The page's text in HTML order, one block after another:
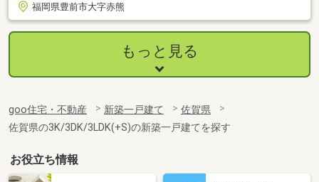
福岡県豊前市大字赤熊
もっと見る
goo住宅・不動産 新築一戸建て
佐賀県
佐賀県の3K/3DK/3LDK(+S)の新築一戸建てを探す
お役立ち情報